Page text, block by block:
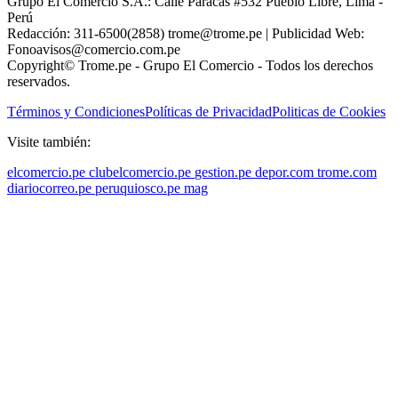
Perú
Redacción: 311-6500(2858) trome@trome.pe | Publicidad Web:
Fonoavisos@comercio.com.pe
Copyright© Trome.pe - Grupo El Comercio - Todos los derechos
reservados.
Términos y CondicionesPolíticas de PrivacidadPoliticas de Cookies
Visite también:
elcomercio.pe clubelcomercio.pe gestion.pe depor.com trome.com
diariocorreo.pe peruquiosco.pe mag